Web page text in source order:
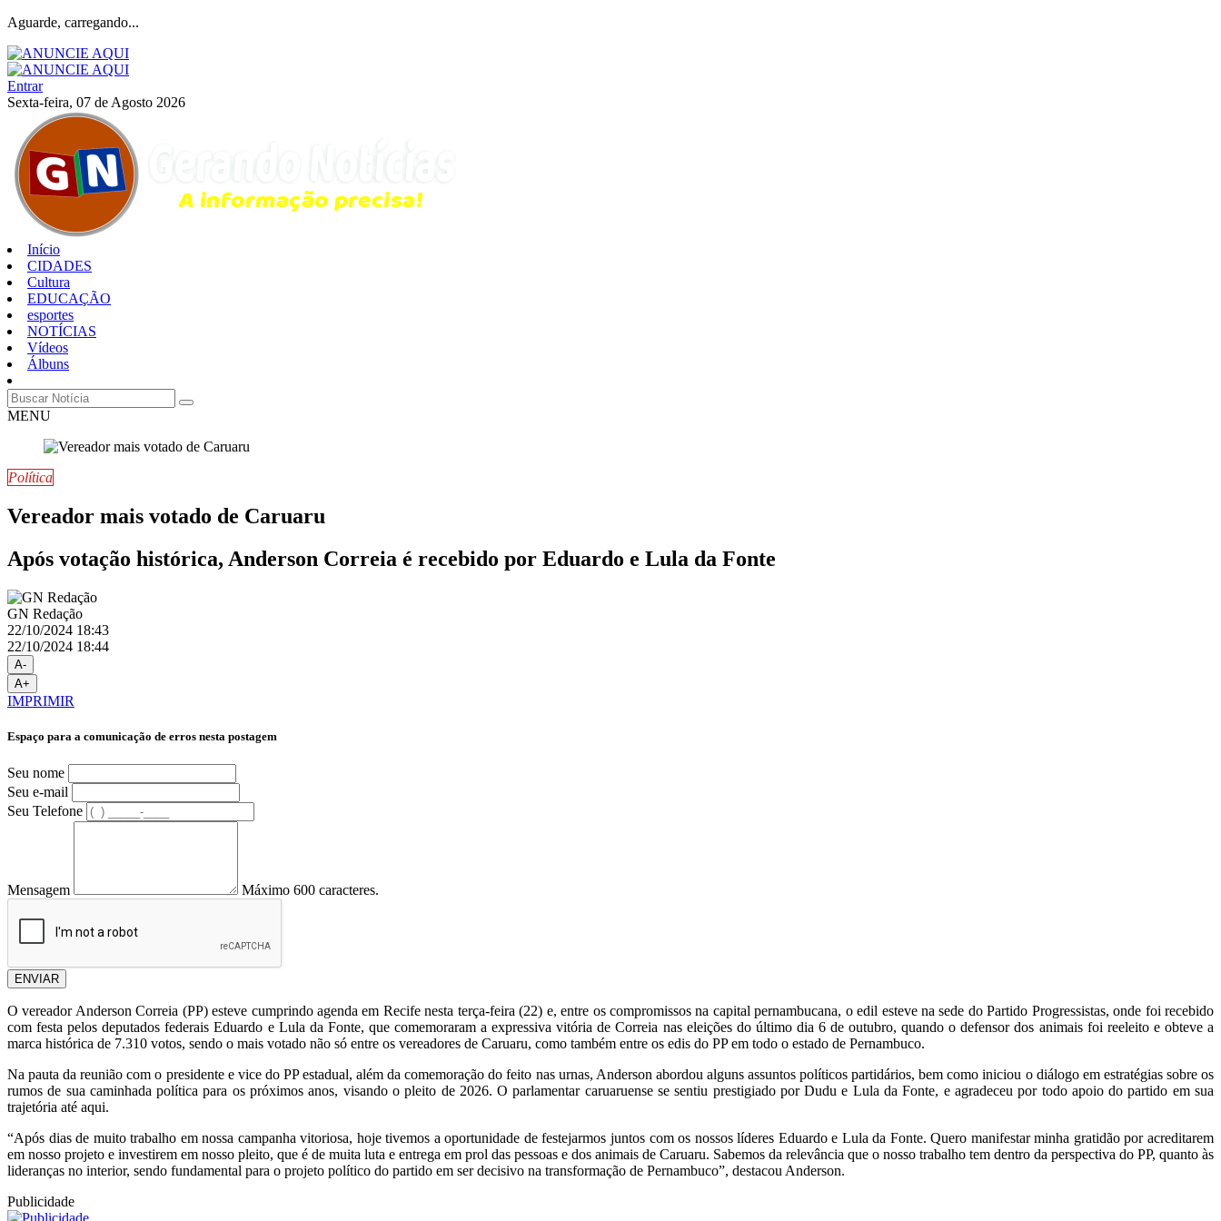
Aguarde, carregando...
Entrar
Sexta-feira, 07 de Agosto 2026
Início
CIDADES
Cultura
EDUCAÇÃO
esportes
NOTÍCIAS
Vídeos
Álbuns
MENU
Política
Vereador mais votado de Caruaru
Após votação histórica, Anderson Correia é recebido por Eduardo e Lula da Fonte
GN Redação
22/10/2024 18:43
22/10/2024 18:44
A-
A+
IMPRIMIR
Espaço para a comunicação de erros nesta postagem
Seu nome
Seu e-mail
Seu Telefone
Mensagem Máximo 600 caracteres.
ENVIAR
O vereador Anderson Correia (PP) esteve cumprindo agenda em Recife nesta terça-feira (22) e, entre os compromissos na capital pernambucana, o edil esteve na sede do Partido Progressistas, onde foi recebido
com festa pelos deputados federais Eduardo e Lula da Fonte, que comemoraram a expressiva vitória de Correia nas eleições do último dia 6 de outubro, quando o defensor dos animais foi reeleito e obteve a
marca histórica de 7.310 votos, sendo o mais votado não só entre os vereadores de Caruaru, como também entre os edis do PP em todo o estado de Pernambuco.
Na pauta da reunião com o presidente e vice do PP estadual, além da comemoração do feito nas urnas, Anderson abordou alguns assuntos políticos partidários, bem como iniciou o diálogo em estratégias sobre os
rumos de sua caminhada política para os próximos anos, visando o pleito de 2026. O parlamentar caruaruense se sentiu prestigiado por Dudu e Lula da Fonte, e agradeceu por todo apoio do partido em sua
trajetória até aqui.
“Após dias de muito trabalho em nossa campanha vitoriosa, hoje tivemos a oportunidade de festejarmos juntos com os nossos líderes Eduardo e Lula da Fonte. Quero manifestar minha gratidão por acreditarem
em nosso projeto e investirem em nosso pleito, que é de muita luta e entrega em prol das pessoas e dos animais de Caruaru. Sabemos da relevância que o nosso trabalho tem dentro da perspectiva do PP, quanto às
lideranças no interior, sendo fundamental para o projeto político do partido em ser decisivo na transformação de Pernambuco”, destacou Anderson.
Publicidade